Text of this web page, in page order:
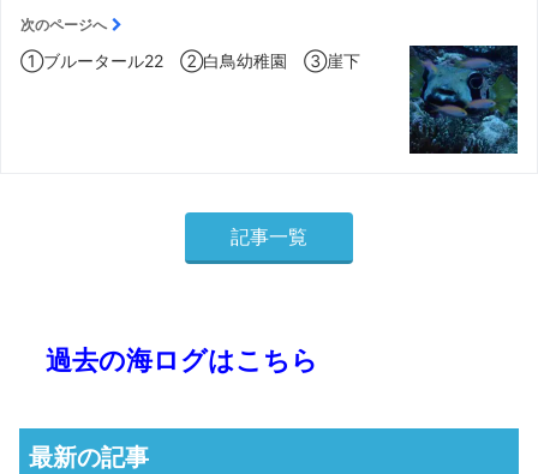
次のページへ
①ブルータール22 ②白鳥幼稚園 ③崖下
記事一覧
過去の海ログはこちら
最新の記事